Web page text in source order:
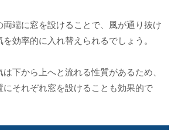
端に窓を設けることで、風が通り抜け
効率的に入れ替えられるでしょう。
下から上へと流れる性質があるため、
それぞれ窓を設けることも効果的で